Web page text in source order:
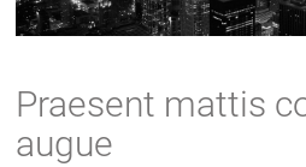
Praesent mattis
augue